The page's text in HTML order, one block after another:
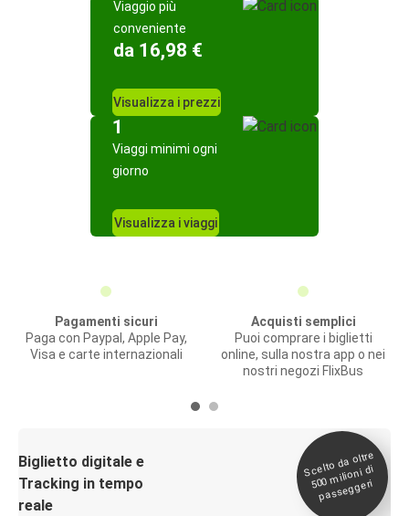
Viaggio più
conveniente
da 16,98 €
Visualizza i prezzi
1
Viaggi minimi ogni
giorno
Visualizza i viaggi
Pagamenti sicuri
Paga con Paypal, Apple Pay,
Visa e carte internazionali
Acquisti semplici
Puoi comprare i biglietti
online, sulla nostra app o nei
nostri negozi FlixBus
Biglietto digitale e
Tracking in tempo
reale
Scelto da oltre
500
milioni di
passeggeri